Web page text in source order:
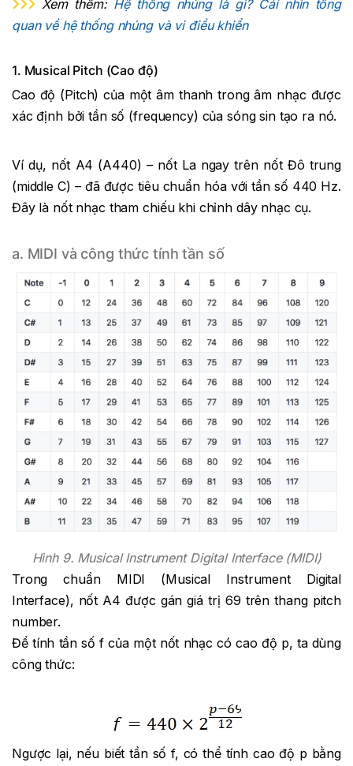
Xem thêm: Hệ thống nhúng là gì? Cái nhìn tổng
quan về hệ thống nhúng và vi điều khiển
1. Musical Pitch (Cao độ)
Cao độ (Pitch) của một âm thanh trong âm nhạc được
xác định bởi tần số (frequency) của sóng sin tạo ra nó.
Ví dụ, nốt A4 (A440) – nốt La ngay trên nốt Đô trung
(middle C) – đã được tiêu chuẩn hóa với tần số 440 Hz.
Đây là nốt nhạc tham chiếu khi chỉnh dây nhạc cụ.
a. MIDI và công thức tính tần số
Hình 9. Musical Instrument Digital Interface (MIDI)
Trong chuẩn MIDI (Musical Instrument Digital
Interface), nốt A4 được gán giá trị 69 trên thang pitch
number.
Để tính tần số f của một nốt nhạc có cao độ p, ta dùng
công thức:
Ngược lại, nếu biết tần số f, có thể tính cao độ p bằng